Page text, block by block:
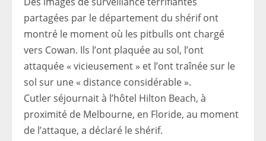
partagées par le département du shérif ont
montré le moment où les pitbulls ont chargé
vers Cowan. Ils l’ont plaquée au sol, l’ont
attaquée « vicieusement » et l’ont traînée sur le
sol sur une « distance considérable ».
Cutler séjournait à l’hôtel Hilton Beach, à
proximité de Melbourne, en Floride, au moment
de l’attaque, a déclaré le shérif.